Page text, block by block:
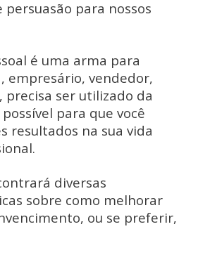
persuasão para nossos
é uma arma para
empresário, vendedor,
precisa ser utilizado da
para que você
resultados na sua vida
diversas
sobre como melhorar
ou se preferir,